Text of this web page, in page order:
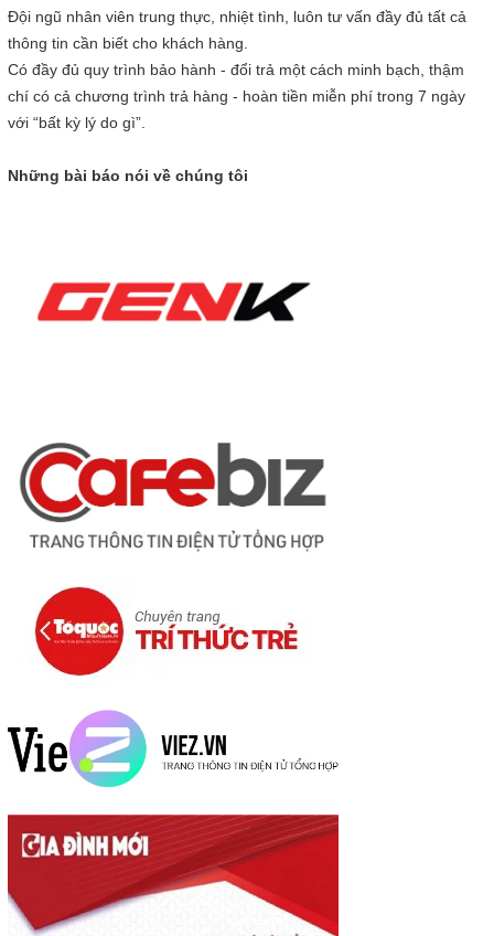
Đội ngũ nhân viên trung thực, nhiệt tình, luôn tư vấn đầy đủ tất cả
thông tin cần biết cho khách hàng.
Có đầy đủ quy trình bảo hành - đổi trả một cách minh bạch, thậm
chí có cả chương trình trả hàng - hoàn tiền miễn phí trong 7 ngày
với “bất kỳ lý do gì”.
Những bài báo nói về chúng tôi